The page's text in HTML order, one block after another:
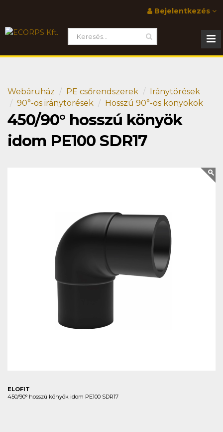
Bejelentkezés
Webáruház PE csőrendszerek
Iránytörések
90°-os iránytörések
Hosszú 90°-os könyökök
450/90° hosszú könyök
idom PE100 SDR17
ELOFIT
450/90° hosszú könyök idom PE100 SDR17